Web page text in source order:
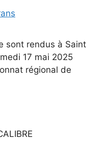
sont rendus à Saint
17 mai 2025
régional de